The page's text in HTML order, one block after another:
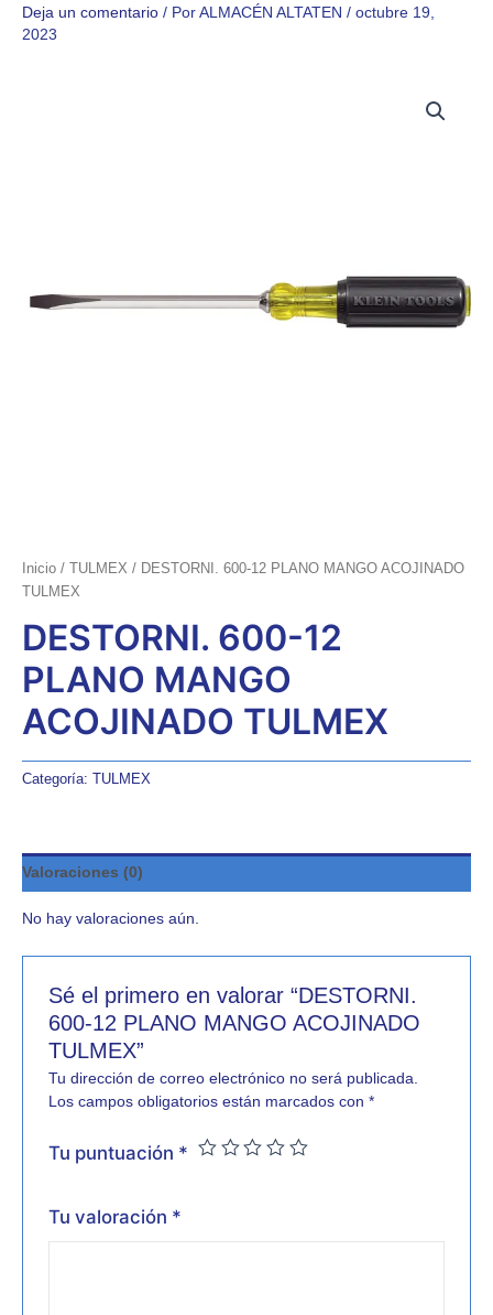
Deja un comentario / PorALMACÉN ALTATEN / octubre 19,
2023
Inicio / TULMEX / DESTORNI. 600-12 PLANO MANGO ACOJINADO
TULMEX
DESTORNI. 600-12
PLANO MANGO
ACOJINADO TULMEX
Categoría: TULMEX
Valoraciones (0)
No hay valoraciones aún.
Sé el primero en valorar “DESTORNI.
600-12 PLANO MANGO ACOJINADO
TULMEX”
Tu dirección de correo electrónico no será publicada.
Los campos obligatorios están marcados con*
Tu puntuación *
Tu valoración *